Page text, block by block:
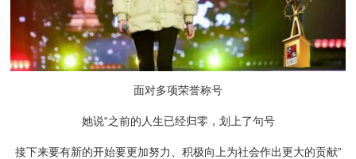
面对多项荣誉称号
她说“之前的人生已经归零，划上了句号
接下来要有新的开始要更加努力、积极向上为社会作出更大的贡献”